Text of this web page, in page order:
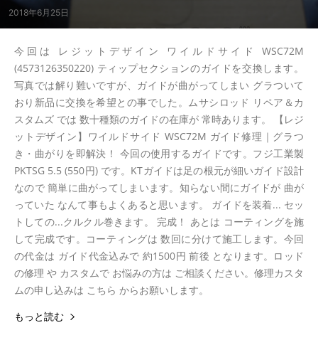
2018年6月25日
今回は レジットデザイン ワイルドサイド WSC72M
(4573126350220) ティップセクションのガイドを交換します。
写真では解り難いですが、ガイドが曲がってしまい グラついて
おり新品に交換を希望との事でした。ムサシロッド リペア＆カ
スタムズ では 数十種類のガイドの在庫が 常時あります。 【レジ
ットデザイン】ワイルドサイド WSC72M ガイド修理｜グラつ
き・曲がりを即解決！ 今回の使用するガイドです。フジ工業製
PKTSG 5.5 (550円) です。KTガイドは足の根元が細いガイド設計
なので 簡単に曲がってしまいます。知らない間にガイドが 曲が
っていた なんて事もよくあると思います。 ガイドを装着... セッ
トしての...クルクル巻きます。 完成！ あとは コーティングを施
して完成です。コーティングは 数回に分けて施工します。今回
の代金は ガイド代金込みで 約1500円 前後 となります。ロッド
の修理 や カスタムで お悩みの方は ご相談ください。修理カスタ
ムの申し込みは こちら からお願いします。
もっと読む